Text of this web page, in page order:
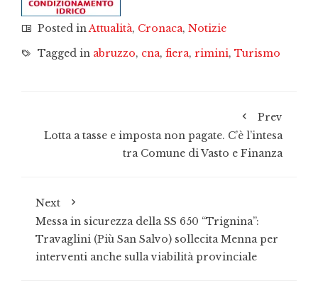
Posted inAttualità, Cronaca, Notizie
Tagged in abruzzo, cna, fiera, rimini, Turismo
Prev
Lotta a tasse e imposta non pagate. C’è l’intesa
tra Comune di Vasto e Finanza
Next
Messa in sicurezza della SS 650 “Trignina”:
Travaglini (Più San Salvo) sollecita Menna per
interventi anche sulla viabilità provinciale